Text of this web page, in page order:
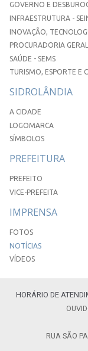
GOVERNO E
INFRAESTRUTURA -
INOVAÇÃO,
PROCURADORIA
SAÚDE - SEMS
TURISMO, ESPORTE E
SIDROLÂNDIA
A CIDADE
LOGOMARCA
SÍMBOLOS
PREFEITURA
PREFEITO
VICE-PREFEITA
IMPRENSA
FOTOS
NOTÍCIAS
VÍDEOS
HORÁRIO DE
RUA SÃO